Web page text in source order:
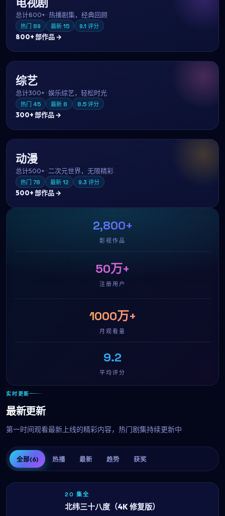
总计800+·热播剧集，经典回顾
热门 89 最新 15 9.1 评分
800+部作品 →
综艺
总计300+·娱乐综艺，轻松时光
热门 45 最新 8 8.5 评分
300+部作品 →
动漫
总计500+· 二次元世界，无限精彩
热门 78 最新 12 9.3 评分
500+部作品 →
2,800+
影视作品
50万+
注册用户
1000万+
月观看量
9.2
平均评分
实时更新
最新更新
第一时间观看最新上线的精彩内容，热门剧集持续更新中
全部(6) 热播 最新 趋势 获奖
20 集全
北纬三十八度（4K 修复版）